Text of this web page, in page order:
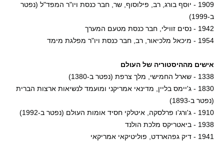
1909 - יוסף בורג, רב, פילוסוף, שר, חבר כנסת ויו"ר המפד"ל (נפטר
ב-1999)
1942 - נסים זווילי, חבר כנסת מטעם המערך
1954 - מיכאל מלכיאור, רב, חבר כנסת ויו"ר מפלגת מימד
אישים מההיסטוריה של העולם
1338 - שארל החמישי, מלך צרפת (נפטר ב-1380)
1830 - ג'יימס בליין, מדינאי אמריקני ומועמד לנשיאות ארצות הברית
(נפטר ב-1893)
1910 - ג'ורג'ו פרלסקה, איטלקי חסיד אומות העולם (נפטר ב-1992)
1938 - ביאטריקס מלכת הולנד
1941 - דיק גפהארדט, פוליטיקאי אמריקאי